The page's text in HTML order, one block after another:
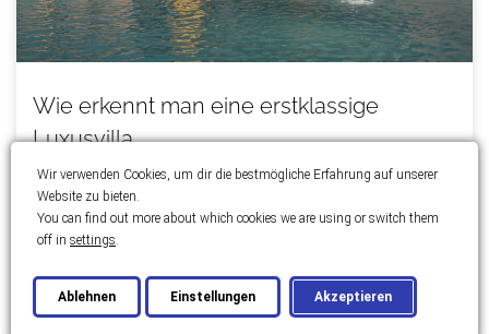
Wie erkennt man eine erstklassige
Luxusvilla
Eine außergewöhnliche Luxusvilla zeichnet sich durch
eine Architektur aus, die Funktionalität und Ästhetik
perfekt miteinander verbindet. Die Raumaufteilung
während
MEHR ERFAHREN »
Wir verwenden Cookies, um dir die bestmögliche Erfahrung auf unserer
Website zu bieten.
You can find out more about which cookies we are using or switch them
off in settings.
Akzeptieren
Ablehnen Einstellungen